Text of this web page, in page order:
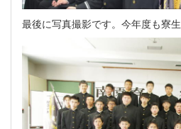
最後に写真撮影です。今年度も寮